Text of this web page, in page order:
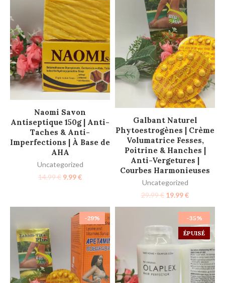
AJOUTER AU PANIER
Naomi Savon
Antiseptique 150g | Anti-
Taches & Anti-
Imperfections | À Base de
AHA
Uncategorized
14.99€ 9.99€
AJOUTER AU PANIER
Galbant Naturel
Phytoestrogènes | Crème
Volumatrice Fesses,
Poitrine & Hanches |
Anti-Vergetures |
Courbes Harmonieuses
Uncategorized
29.99€ 19.99€
-29%
-35%
ÉPUISÉ